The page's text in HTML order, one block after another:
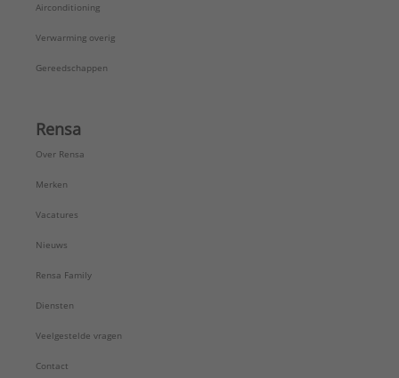
Airconditioning
Verwarming overig
Gereedschappen
Rensa
Over Rensa
Merken
Vacatures
Nieuws
Rensa Family
Diensten
Veelgestelde vragen
Contact